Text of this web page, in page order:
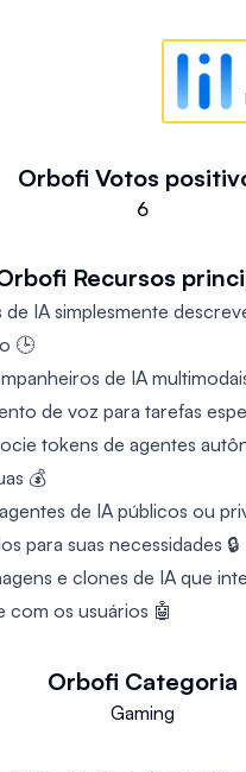
Este novo foco em
de IA ativados por voz
relação às suas raízes
agentes de IA públicos
papéis práticos ou
Orbofi Votos
6
Recursos
de IA simplesmente
🕒
de IA
de voz para tarefas
tokens de agentes
💰
de IA públicos ou
para suas necessidades 🔒
e clones de IA que
com os usuários 🤖
Orbofi Categoria
Gaming